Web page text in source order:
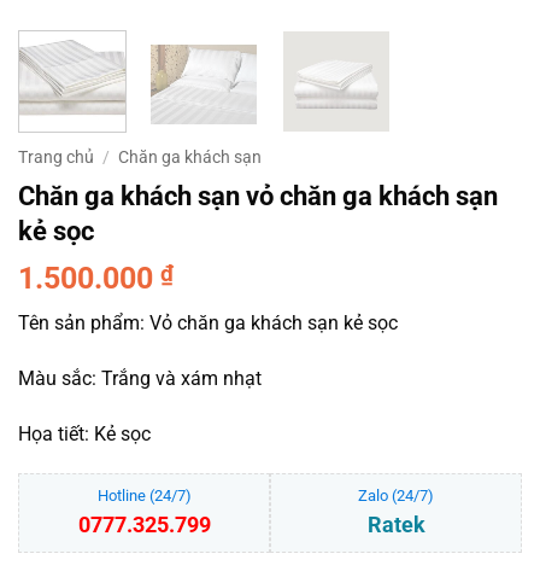
Trang chủ / Chăn ga khách sạn
Chăn ga khách sạn vỏ chăn ga khách sạn
kẻ sọc
1.500.000 ₫
Tên sản phẩm: Vỏ chăn ga khách sạn kẻ sọc
Màu sắc: Trắng và xám nhạt
Họa tiết: Kẻ sọc
Hotline (24/7)
0777.325.799
Zalo (24/7)
Ratek